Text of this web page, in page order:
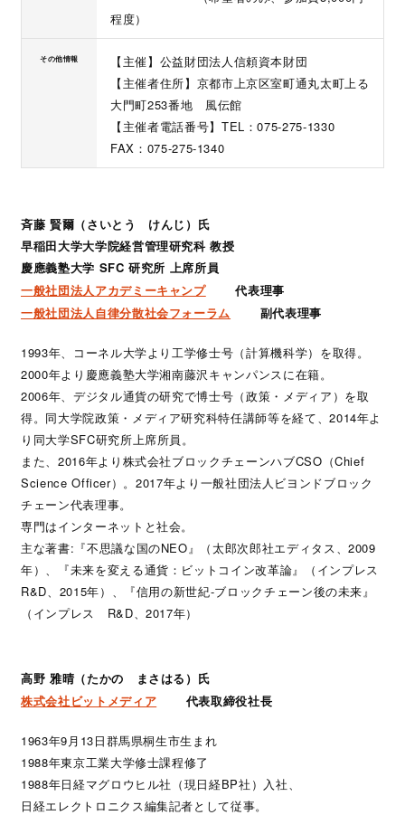
程度）
その他情報
【主催】公益財団法人信頼資本財団
【主催者住所】京都市上京区室町通丸太町上る
大門町253番地 風伝館
【主催者電話番号】TEL：075-275-1330
FAX：075-275-1340
斉藤 賢爾（さいとう けんじ）氏
早稲田大学大学院経営管理研究科 教授
慶應義塾大学 SFC 研究所 上席所員
一般社団法人アカデミーキャンプ
代表理事
一般社団法人自律分散社会フォーラム
副代表理事
1993年、コーネル大学より工学修士号（計算機科学）を取得。
2000年より慶應義塾大学湘南藤沢キャンパンスに在籍。
2006年、デジタル通貨の研究で博士号（政策・メディア）を取
得。同大学院政策・メディア研究科特任講師等を経て、2014年よ
り同大学SFC研究所上席所員。
また、2016年より株式会社ブロックチェーンハブCSO（Chief
Science Officer）。2017年より一般社団法人ビヨンドブロック
チェーン代表理事。
専門はインターネットと社会。
主な著書:『不思議な国のNEO』（太郎次郎社エディタス、2009
年）、『未来を変える通貨：ビットコイン改革論』（インプレス
R&D、2015年）、『信用の新世紀-ブロックチェーン後の未来』
（インプレス R&D、2017年）
高野 雅晴（たかの まさはる）氏
株式会社ビットメディア
代表取締役社長
1963年9月13日群馬県桐生市生まれ
1988年東京工業大学修士課程修了
1988年日経マグロウヒル社（現日経BP社）入社、
日経エレクトロニクス編集記者として従事。